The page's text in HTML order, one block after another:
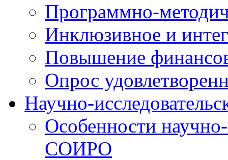
Программно-
Инклюзивное и
Повышение
Опрос
Научно-
Особенности
СОИРО